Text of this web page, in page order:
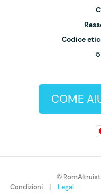
Codice
COME
©
Condizioni
| Legal